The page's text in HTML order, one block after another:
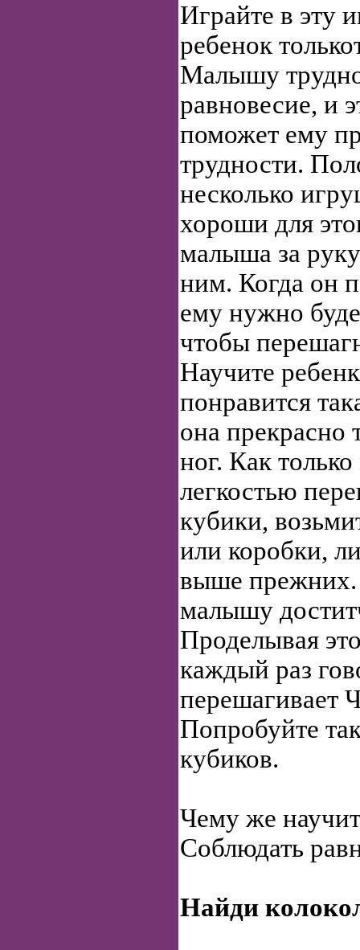
Играйте в эту
ребенок
Малышу
равновесие, и
поможет ему
трудности.
несколько
хороши для
малыша за
ним. Когда он
ему нужно
чтобы
Научите
понравится
она
ног. Как
легкостью
кубики,
или коробки,
выше прежних.
малышу
Проделывая
каждый раз
перешагивает
Попробуйте
кубиков.
Чему же
Соблюдать
Найди